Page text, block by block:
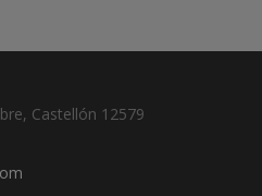
Castellón 12579